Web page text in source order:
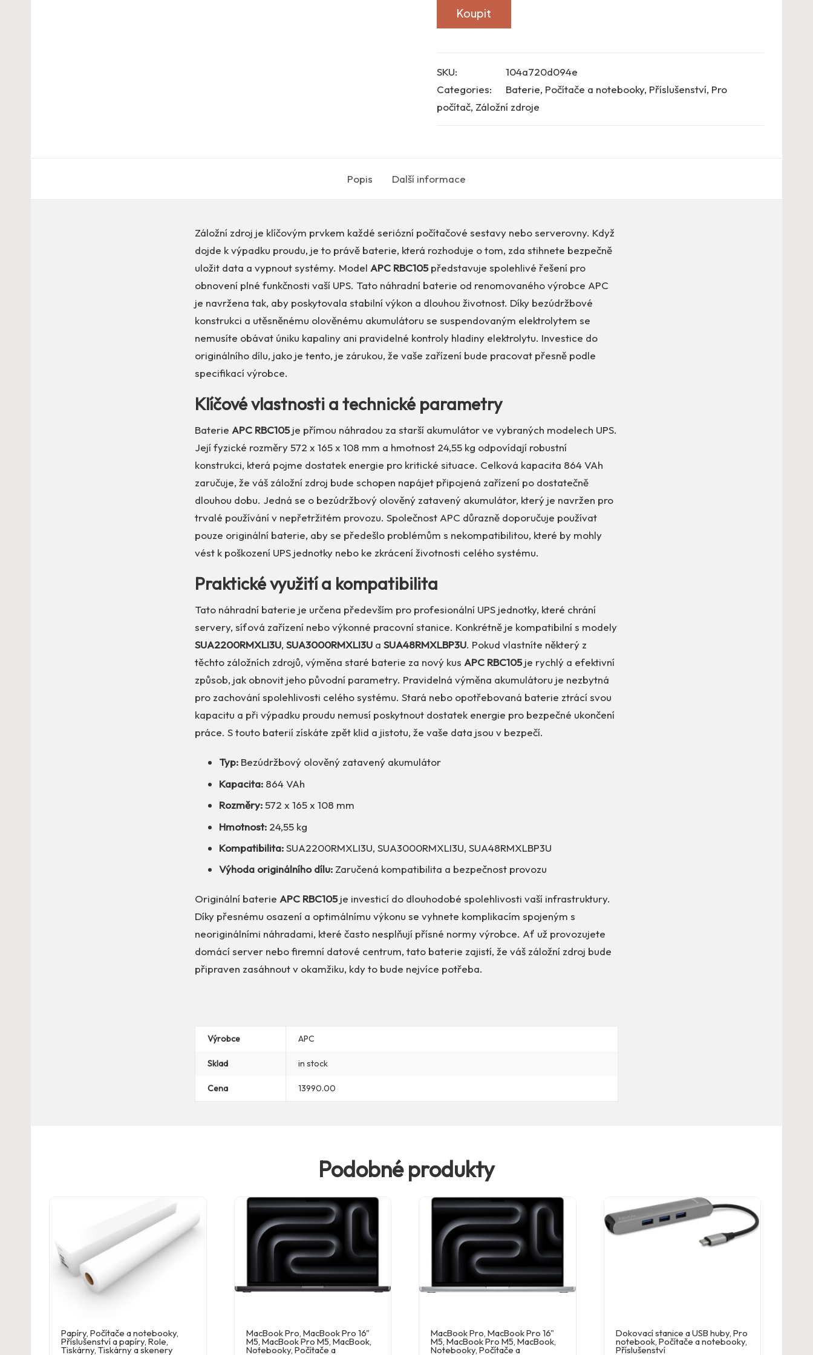
Koupit
SKU:
104a720d094e
Categories:
Baterie, Počítače a notebooky, Příslušenství, Pro
počítač, Záložní zdroje
Popis Další informace
Záložní zdroj je klíčovým prvkem každé seriózní počítačové sestavy nebo serverovny. Když
dojde k výpadku proudu, je to právě baterie, která rozhoduje o tom, zda stihnete bezpečně
uložit data a vypnout systémy. Model APC RBC105představuje spolehlivé řešení pro
obnovení plné funkčnosti vaší UPS. Tato náhradní baterie od renomovaného výrobce APC
je navržena tak, aby poskytovala stabilní výkon a dlouhou životnost. Díky bezúdržbové
konstrukci a utěsněnému olověnému akumulátoru se suspendovaným elektrolytem se
nemusíte obávat úniku kapaliny ani pravidelné kontroly hladiny elektrolytu. Investice do
originálního dílu, jako je tento, je zárukou, že vaše zařízení bude pracovat přesně podle
specifikací výrobce.
Klíčové vlastnosti a technické parametry
Baterie APC RBC105je přímou náhradou za starší akumulátor ve vybraných modelech UPS.
Její fyzické rozměry 572 x 165 x 108 mm a hmotnost 24,55 kg odpovídají robustní
konstrukci, která pojme dostatek energie pro kritické situace. Celková kapacita 864 VAh
zaručuje, že váš záložní zdroj bude schopen napájet připojená zařízení po dostatečně
dlouhou dobu. Jedná se o bezúdržbový olověný zatavený akumulátor, který je navržen pro
trvalé používání v nepřetržitém provozu. Společnost APC důrazně doporučuje používat
pouze originální baterie, aby se předešlo problémům s nekompatibilitou, které by mohly
vést k poškození UPS jednotky nebo ke zkrácení životnosti celého systému.
Praktické využití a kompatibilita
Tato náhradní baterie je určena především pro profesionální UPS jednotky, které chrání
servery, síťová zařízení nebo výkonné pracovní stanice. Konkrétně je kompatibilní s modely
SUA2200RMXLI3U, SUA3000RMXLI3U a SUA48RMXLBP3U. Pokud vlastníte některý z
těchto záložních zdrojů, výměna staré baterie za nový kus APC RBC105je rychlý a efektivní
způsob, jak obnovit jeho původní parametry. Pravidelná výměna akumulátoru je nezbytná
pro zachování spolehlivosti celého systému. Stará nebo opotřebovaná baterie ztrácí svou
kapacitu a při výpadku proudu nemusí poskytnout dostatek energie pro bezpečné ukončení
práce. S touto baterií získáte zpět klid a jistotu, že vaše data jsou v bezpečí.
Typ: Bezúdržbový olověný zatavený akumulátor
Kapacita: 864 VAh
Rozměry:572 x 165 x 108 mm
Hmotnost: 24,55 kg
Kompatibilita:SUA2200RMXLI3U, SUA3000RMXLI3U, SUA48RMXLBP3U
Výhoda originálního dílu: Zaručená kompatibilita a bezpečnost provozu
Originální baterie APC RBC105je investicí do dlouhodobé spolehlivosti vaší infrastruktury.
Díky přesnému osazení a optimálnímu výkonu se vyhnete komplikacím spojeným s
neoriginálními náhradami, které často nesplňují přísné normy výrobce. Ať už provozujete
domácí server nebo firemní datové centrum, tato baterie zajistí, že váš záložní zdroj bude
připraven zasáhnout v okamžiku, kdy to bude nejvíce potřeba.
Výrobce APC
Sklad in stock
Cena 13990.00
Podobné produkty
Papíry, Počítače a notebooky,
Příslušenství a papíry, Role,
Tiskárny, Tiskárny a skenery
MacBook Pro, MacBook Pro 16"
M5, MacBook Pro M5, MacBook,
Notebooky, Počítače a
MacBook Pro,MacBook Pro 16"
M5,MacBook Pro M5,MacBook,
Notebooky,Počítače a
Dokovací stanice a USB huby, Pro
notebook, Počítače a notebooky,
Příslušenství